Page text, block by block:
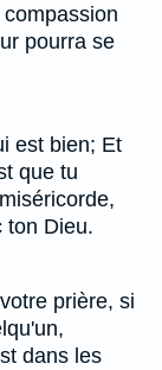
pourra se
est bien; Et
que tu
ton Dieu.
prière, si
dans les